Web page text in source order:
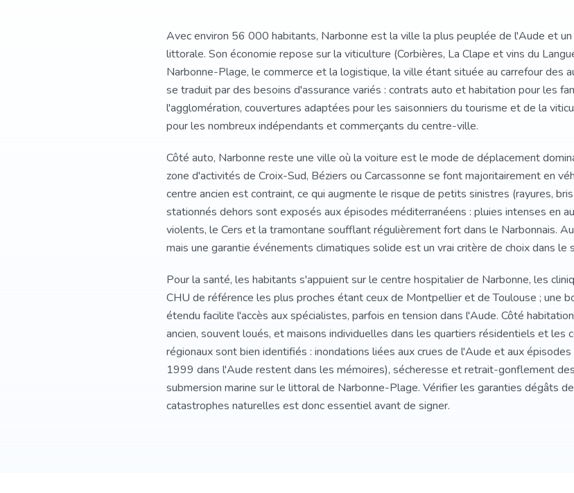
Avec environ 56 000 habitants, Narbonne est la ville la plus peuplée de l'Aude et
littorale. Son économie repose sur la viticulture (Corbières, La Clape et vins du
Narbonne-Plage, le commerce et la logistique, la ville étant située au carrefour
se traduit par des besoins d'assurance variés : contrats auto et habitation pour les
l'agglomération, couvertures adaptées pour les saisonniers du tourisme et de la
pour les nombreux indépendants et commerçants du centre-ville.
Côté auto, Narbonne reste une ville où la voiture est le mode de déplacement
zone d'activités de Croix-Sud, Béziers ou Carcassonne se font majoritairement en
centre ancien est contraint, ce qui augmente le risque de petits sinistres (rayures,
stationnés dehors sont exposés aux épisodes méditerranéens : pluies intenses en
violents, le Cers et la tramontane soufflant régulièrement fort dans le Narbonnais.
mais une garantie événements climatiques solide est un vrai critère de choix dans le
Pour la santé, les habitants s'appuient sur le centre hospitalier de Narbonne, les
CHU de référence les plus proches étant ceux de Montpellier et de Toulouse ; une
étendu facilite l'accès aux spécialistes, parfois en tension dans l'Aude. Côté
ancien, souvent loués, et maisons individuelles dans les quartiers résidentiels et les
régionaux sont bien identifiés : inondations liées aux crues de l'Aude et aux
1999 dans l'Aude restent dans les mémoires), sécheresse et retrait-gonflement
submersion marine sur le littoral de Narbonne-Plage. Vérifier les garanties dégâts
catastrophes naturelles est donc essentiel avant de signer.